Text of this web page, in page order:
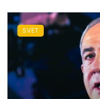
SVET